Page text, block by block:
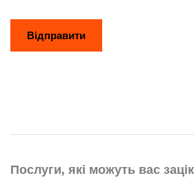
Відправити
Послуги, які можуть вас